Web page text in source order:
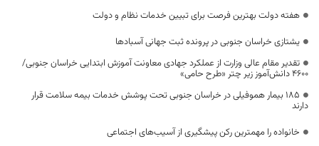
هفته دولت بهترین فرصت برای تبیین خدمات نظام و دولت
یشتازی خراسان جنوبی در پرونده ثبت جهانی آسبادها
تقدیر مقام عالی وزارت از عملکرد جهادی معاونت آموزش ابتدایی خراسان جنوبی/
۴۶۰۰ دانش‌آموز زیر چتر «طرح حامی»
۱۸۵ بیمار هموفیلی در خراسان جنوبی تحت پوشش خدمات بیمه سلامت قرار
دارند
خانواده را مهمترین رکن پیشگیری از آسیب‌های اجتماعی